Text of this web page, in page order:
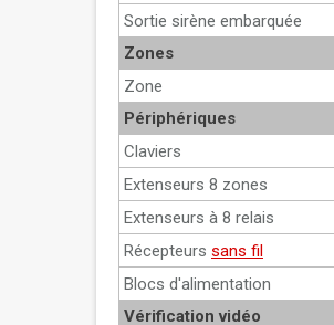
Sortie sirène embarquée
Zones
Zone
Périphériques
Claviers
Extenseurs 8 zones
Extenseurs à 8 relais
Récepteurs sans fil
Blocs d'alimentation
Vérification vidéo